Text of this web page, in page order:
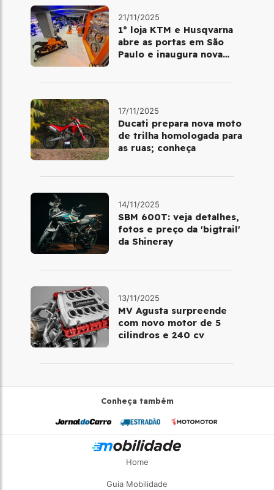
21/11/2025
1º loja KTM e Husqvarna
abre as portas em São
Paulo e inaugura nova
17/11/2025
Ducati prepara nova moto
de trilha homologada para
as ruas; conheça
14/11/2025
SBM 600T: veja detalhes,
fotos e preço da 'bigtrail'
da Shineray
13/11/2025
MV Agusta surpreende
com novo motor de 5
cilindros e 240 cv
Conheça também
Home
Guia Mobilidade